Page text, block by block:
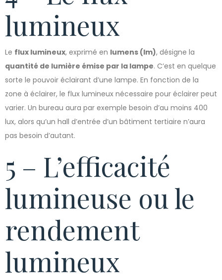
lumineux
Le flux lumineux, exprimé en lumens (lm), désigne la
quantité de lumière émise par la lampe. C’est en quelque
sorte le pouvoir éclairant d’une lampe. En fonction de la
zone à éclairer, le flux lumineux nécessaire pour éclairer peut
varier. Un bureau aura par exemple besoin d’au moins 400
lux, alors qu’un hall d’entrée d’un bâtiment tertiaire n’aura
pas besoin d’autant.
5 – L’efficacité
lumineuse ou le
rendement
lumineux